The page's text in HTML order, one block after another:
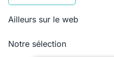
Ailleurs sur le web
Notre sélection